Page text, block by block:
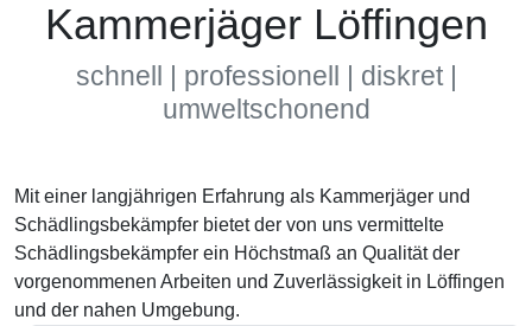
Kammerjäger Löffingen
schnell | professionell | diskret |
umweltschonend
Mit einer langjährigen Erfahrung als Kammerjäger und
Schädlingsbekämpfer bietet der von uns vermittelte
Schädlingsbekämpfer ein Höchstmaß an Qualität der
vorgenommenen Arbeiten und Zuverlässigkeit in Löffingen
und der nahen Umgebung.